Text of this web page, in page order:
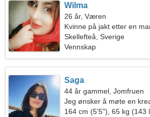
Wilma
26 år, Væren
Kvinne på jakt etter en
Skellefteå, Sverige
Vennskap
Saga
44 år gammel, Jomfruen
Jeg ønsker å møte en
164 cm (5'5"), 65 kg (143